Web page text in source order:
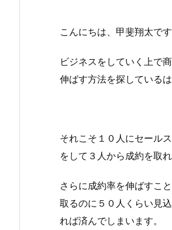
こんにちは、甲斐翔太です
ビジネスをしていく上で
伸ばす方法を探しているは
それこそ１０人にセール
をして３人から成約を取
さらに成約率を伸ばすこ
取るのに５０人くらい見
れば済んでしまいます。